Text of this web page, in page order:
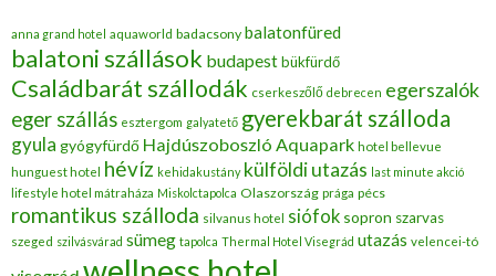
anna grand hotel aquaworld badacsony balatonfüred
balatoni szállások budapestbükfürdő
Családbarát szállodák cserkeszőlő debrecen egerszalók
eger szállás esztergom galyatető gyerekbarát szálloda
gyula gyógyfürdő Hajdúszoboszló Aquapark hotel bellevue
hunguest hotel
hévíz kehidakustány külföldi utazás last minute akció
lifestyle hotel mátraháza Miskolctapolca Olaszország prága pécs
romantikus szálloda silvanus hotel siófok sopron szarvas
szeged szilvásvárad sümeg tapolca Thermal Hotel Visegrád utazás velencei-tó